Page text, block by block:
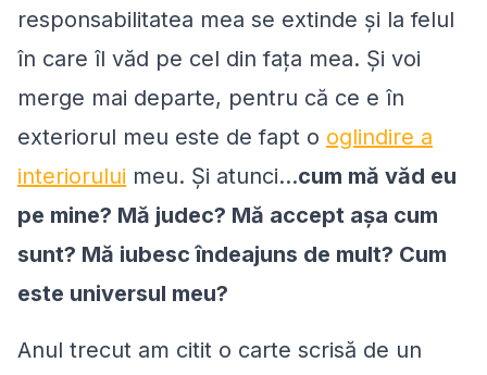
responsabilitatea mea se extinde și la felul
în care îl văd pe cel din fața mea. Și voi
merge mai departe, pentru că ce e în
exteriorul meu este de fapt o oglindire a
interiorului meu. Și atunci...cum mă văd eu
pe mine? Mă judec? Mă accept așa cum
sunt? Mă iubesc îndeajuns de mult? Cum
este universul meu?
Anul trecut am citit o carte scrisă de un